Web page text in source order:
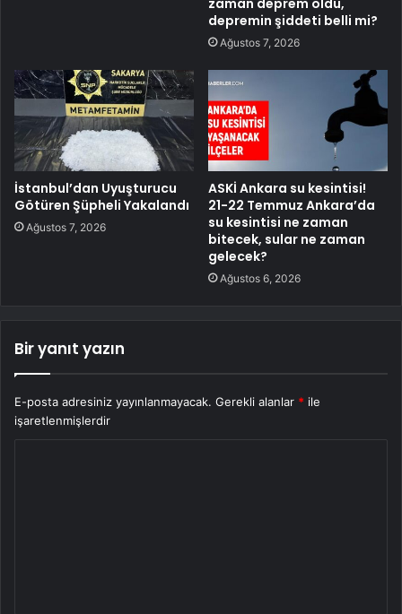
zaman deprem oldu,
depremin şiddeti belli mi?
Ağustos 7, 2026
İstanbul’dan Uyuşturucu
Götüren Şüpheli Yakalandı
Ağustos 7, 2026
ASKİ Ankara su kesintisi!
21-22 Temmuz Ankara’da
su kesintisi ne zaman
bitecek, sular ne zaman
gelecek?
Ağustos 6, 2026
Bir yanıt yazın
E-posta adresiniz yayınlanmayacak. Gerekli alanlar * ile
işaretlenmişlerdir